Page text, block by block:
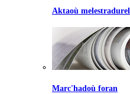
Aktaoù melestradurel
Marc'hadoù foran